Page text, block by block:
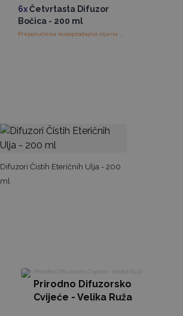
6xČetvrtasta Difuzor
Bočica - 200 ml
Preporučena maloprodajna cijena : €4.99/bočica
Difuzori Čistih Eteričnih Ulja - 200
ml
Prirodno Difuzorsko
Cvijeće - Velika Ruža